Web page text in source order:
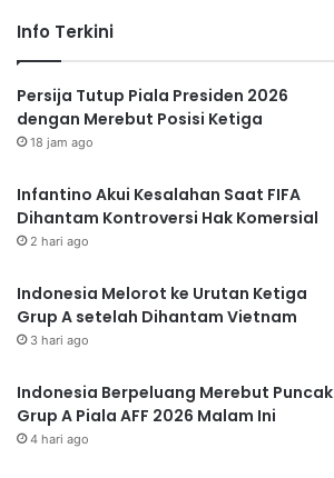
Info Terkini
Persija Tutup Piala Presiden 2026
dengan Merebut Posisi Ketiga
18 jam ago
Infantino Akui Kesalahan Saat FIFA
Dihantam Kontroversi Hak Komersial
2 hari ago
Indonesia Melorot ke Urutan Ketiga
Grup A setelah Dihantam Vietnam
3 hari ago
Indonesia Berpeluang Merebut Puncak
Grup A Piala AFF 2026 Malam Ini
4 hari ago